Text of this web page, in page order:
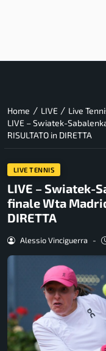
Home / LIVE / Live
LIVE – Swiatek-
RISULTATO in DIRETTA
LIVE TENNIS
LIVE – Swiatek-
finale Wta
DIRETTA
Alessio Vinciguerra -